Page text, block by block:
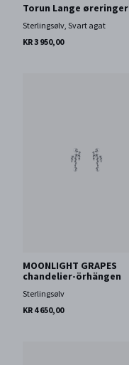
Torun Lange øreringer
Sterlingsølv, Svart agat
KR 3 950,00
MOONLIGHT GRAPES
chandelier-örhängen
Sterlingsølv
KR 4 650,00